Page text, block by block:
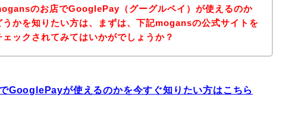
のお店でGooglePay（グーグルペイ）が使えるのか
うかを知りたい方は、まずは、下記mogansの公式サイトを
ェックされてみてはいかがでしょうか？
GooglePayが使えるのかを今すぐ知りたい方はこちら